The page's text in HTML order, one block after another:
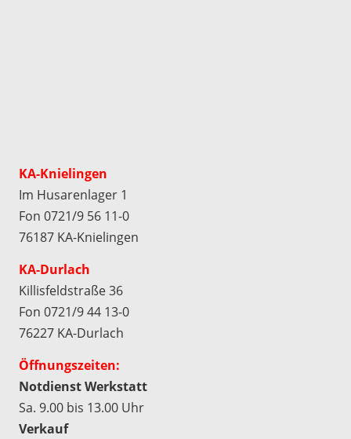
KA-Knielingen
Im Husarenlager 1
Fon 0721/9 56 11-0
76187 KA-Knielingen
KA-Durlach
Killisfeldstraße 36
Fon 0721/9 44 13-0
76227 KA-Durlach
Öffnungszeiten:
Notdienst Werkstatt
Sa. 9.00 bis 13.00 Uhr
Verkauf